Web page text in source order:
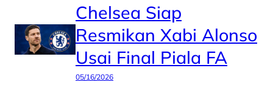
Chelsea Siap
Resmikan Xabi Alonso
Usai Final Piala FA
05/16/2026